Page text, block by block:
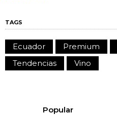
TAGS
Ecuador Premium
Tendencias
Vino
Popular